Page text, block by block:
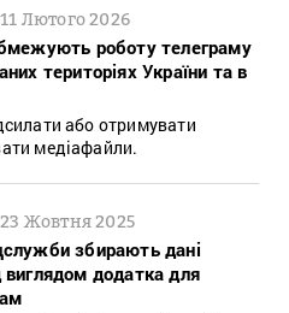
11 Лютого 2026
роботу телеграму
територіях України та в
або отримувати
медіафайли.
23 Жовтня 2025
збирають дані
виглядом додатка для